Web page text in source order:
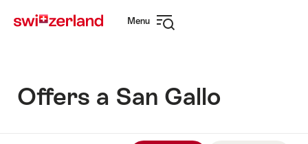
rapida
Menu
Offers a San Gallo